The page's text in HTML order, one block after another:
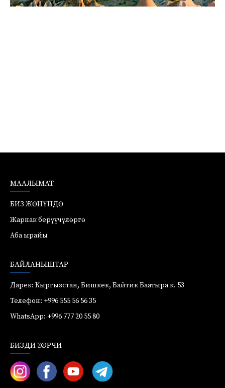
МААЛЫМАТ
БИЗ ЖӨНҮНДӨ
Жарнак берүүчүлөргө
Аба ырайы
БАЙЛАНЫШТАР
Дарек: Кыргызстан, Бишкек, Байтик Баатыра к. 53
Телефон: +996 555 56 56 35
WhatsApp: +996 777 20 55 80
БИЗДИ ЭЭРЧИ